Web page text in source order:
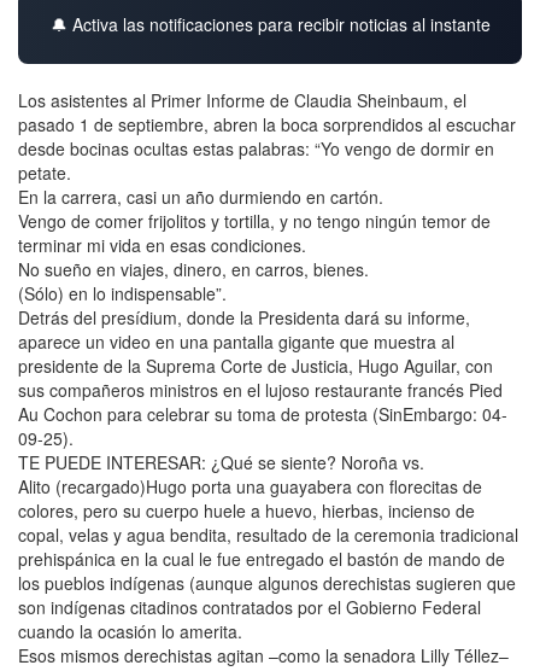
🔔 Activa las notificaciones para recibir noticias al instante
Los asistentes al Primer Informe de Claudia Sheinbaum, el
pasado 1 de septiembre, abren la boca sorprendidos al escuchar
desde bocinas ocultas estas palabras: “Yo vengo de dormir en
petate.
En la carrera, casi un año durmiendo en cartón.
Vengo de comer frijolitos y tortilla, y no tengo ningún temor de
terminar mi vida en esas condiciones.
No sueño en viajes, dinero, en carros, bienes.
(Sólo) en lo indispensable”.
Detrás del presídium, donde la Presidenta dará su informe,
aparece un video en una pantalla gigante que muestra al
presidente de la Suprema Corte de Justicia, Hugo Aguilar, con
sus compañeros ministros en el lujoso restaurante francés Pied
Au Cochon para celebrar su toma de protesta (SinEmbargo: 04-
09-25).
TE PUEDE INTERESAR: ¿Qué se siente? Noroña vs.
Alito (recargado)Hugo porta una guayabera con florecitas de
colores, pero su cuerpo huele a huevo, hierbas, incienso de
copal, velas y agua bendita, resultado de la ceremonia tradicional
prehispánica en la cual le fue entregado el bastón de mando de
los pueblos indígenas (aunque algunos derechistas sugieren que
son indígenas citadinos contratados por el Gobierno Federal
cuando la ocasión lo amerita.
Esos mismos derechistas agitan –como la senadora Lilly Téllez–